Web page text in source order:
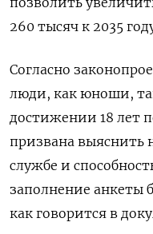
260 тысяч к 2035
Согласно
люди, как юноши,
достижении 18 лет
призвана выяснить
службе и
заполнение анкеты
как говорится в